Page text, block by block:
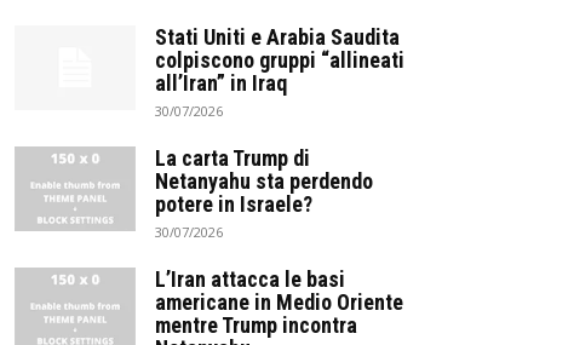
Stati Uniti e Arabia Saudita
colpiscono gruppi “allineati
all’Iran” in Iraq
30/07/2026
La carta Trump di
Netanyahu sta perdendo
potere in Israele?
30/07/2026
L’Iran attacca le basi
americane in Medio Oriente
mentre Trump incontra